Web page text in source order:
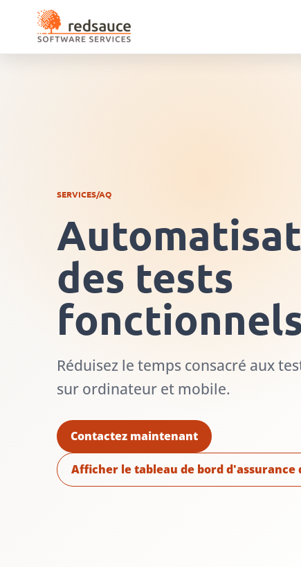
SERVICES/AQ
des tests
Réduisez le temps consacré aux
sur ordinateur et mobile.
Contactez maintenant
Afficher le tableau de bord d'assurance